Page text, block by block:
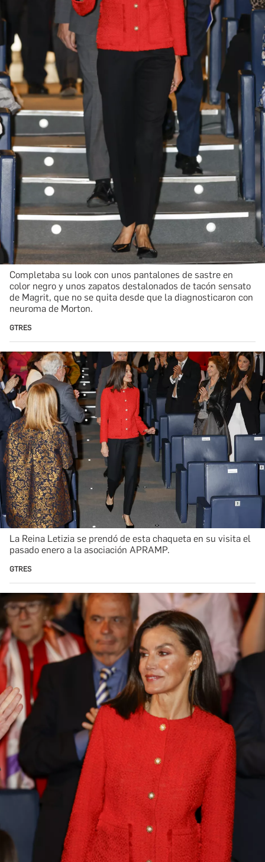
Completaba su look con unos pantalones de sastre en
color negro y unos zapatos destalonados de tacón sensato
de Magrit, que no se quita desde que la diagnosticaron con
neuroma de Morton.
GTRES
La Reina Letizia se prendó de esta chaqueta en su visita el
pasado enero a la asociación APRAMP.
GTRES